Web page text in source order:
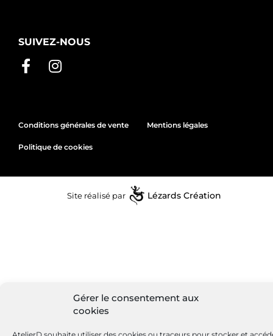
Gérer le consentement aux
cookies
SUIVEZ-NOUS
Conditions générales de vente Mentions légales
Politique de cookies
Site réalisé par Lézards Création